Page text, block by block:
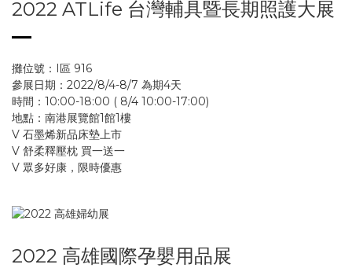
2022 ATLife 台灣輔具暨長期照護大展
攤位號：I區 916
參展日期：2022/8/4-8/7 為期4天
時間：10:00-18:00 ( 8/4 10:00-17:00)
地點：南港展覽館1館1樓
V 石墨烯新品床墊上市
V 舒柔釋壓枕 買一送一
V 眾多好康，限時優惠
2022 高雄國際孕嬰用品展